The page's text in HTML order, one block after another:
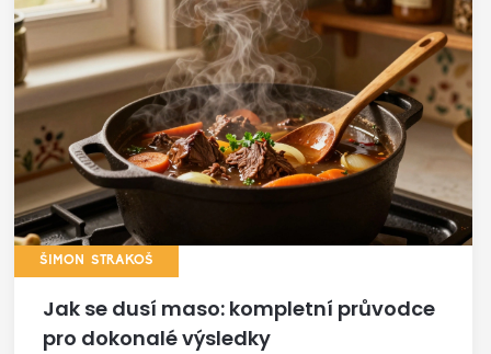
ŠIMON STRAKOŠ
Jak se dusí maso: kompletní průvodce
pro dokonalé výsledky